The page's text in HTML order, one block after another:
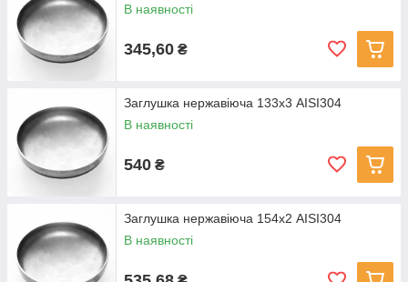
В наявності
345,60 ₴
Заглушка нержавіюча 133х3 AISI304
В наявності
540 ₴
Заглушка нержавіюча 154х2 AISI304
В наявності